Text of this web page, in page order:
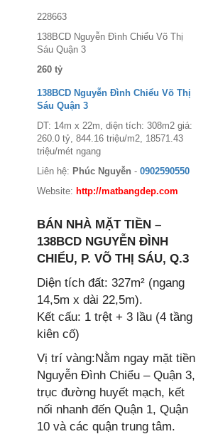
228663
138BCD Nguyễn Đình Chiểu Võ Thị
Sáu Quận 3
260 tỷ
138BCD Nguyễn Đình Chiểu Võ Thị
Sáu Quận 3
DT: 14m x 22m, diện tích: 308m2 giá:
260.0 tỷ, 844.16 triệu/m2, 18571.43
triệu/mét ngang
Liên hệ: Phúc Nguyễn - 0902590550
Website: http://matbangdep.com
BÁN NHÀ MẶT TIỀN –
138BCD NGUYỄN ĐÌNH
CHIỂU, P. VÕ THỊ SÁU, Q.3
Diện tích đất: 327m² (ngang
14,5m x dài 22,5m).
Kết cấu: 1 trệt + 3 lầu (4 tầng
kiên cố)
Vị trí vàng:Nằm ngay mặt tiền
Nguyễn Đình Chiểu – Quận 3,
trục đường huyết mạch, kết
nối nhanh đến Quận 1, Quận
10 và các quận trung tâm.